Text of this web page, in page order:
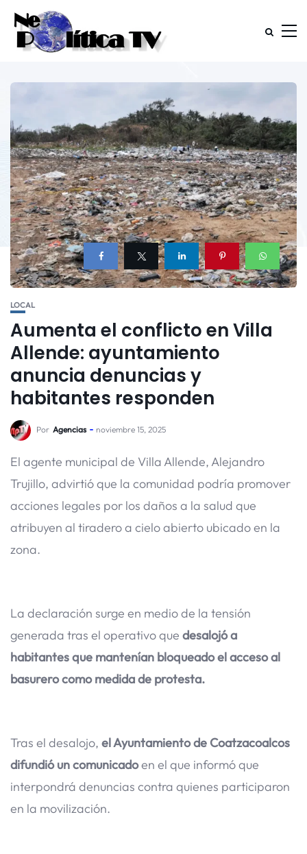
LOCAL
Aumenta el conflicto en Villa
Allende: ayuntamiento
anuncia denuncias y
habitantes responden
Por Agencias noviembre 15, 2025
El agente municipal de Villa Allende, Alejandro
Trujillo, advirtió que la comunidad podría promover
acciones legales por los daños a la salud que
atribuyen al tiradero a cielo abierto ubicado en la
zona.
La declaración surge en medio de la tensión
generada tras el operativo que desalojó a
habitantes que mantenían bloqueado el acceso al
basurero como medida de protesta.
Tras el desalojo, el Ayuntamiento de Coatzacoalcos
difundió un comunicadoen el que informó que
interpondrá denuncias contra quienes participaron
en la movilización.